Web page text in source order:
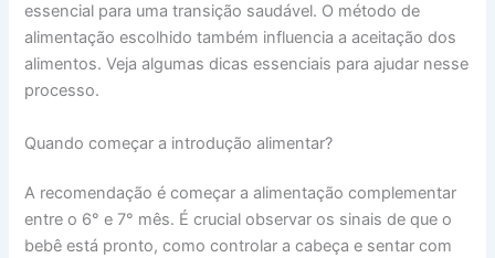
essencial para uma transição saudável. O método de
alimentação escolhido também influencia a aceitação dos
alimentos. Veja algumas dicas essenciais para ajudar nesse
processo.
Quando começar a introdução alimentar?
A recomendação é começar a alimentação complementar
entre o 6° e 7° mês. É crucial observar os sinais de que o
bebê está pronto, como controlar a cabeça e sentar com